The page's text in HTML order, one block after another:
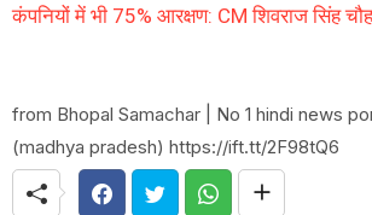
कंपनियों में भी 75% आरक्षण: CM शिवराज सिंह
from Bhopal Samachar | No 1 hindi news
(madhya pradesh) https://ift.tt/2F98tQ6